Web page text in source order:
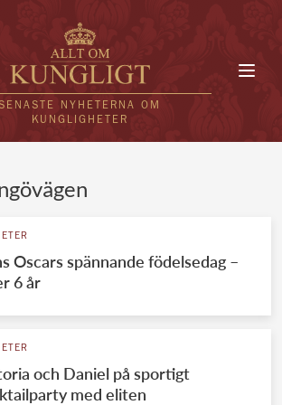
NYHETERNA OM
KUNGLIGHETER
UTLÄNDSKT
KUNGAHUS
Svenska kungahuset
Brittiska kungahuset
REDAKTION
Oscars spännande födelsedag –
6 år
och Daniel på sportigt
med eliten